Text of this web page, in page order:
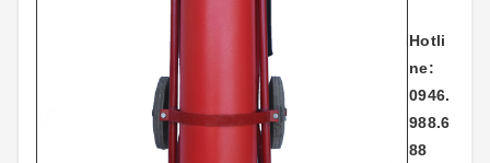
Hotli
ne:
0946.
988.6
88